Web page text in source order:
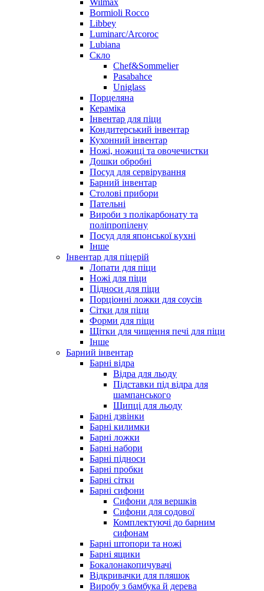
Bormioli Rocco
Libbey
Luminarc/Arcoroc
Lubiana
Скло
Chef&Sommelier
Pasabahce
Uniglass
Порцеляна
Кераміка
Інвентар для піци
Кондитерський інвентар
Кухонний інвентар
Ножі, ножиці та овочечистки
Дошки обробні
Посуд для сервірування
Барний інвентар
Столові прибори
Пательні
Вироби з полікарбонату та
поліпропілену
Посуд для японської кухні
Інше
Інвентар для піцерій
Лопати для піци
Ножі для піци
Підноси для піци
Порціонні ложки для соусів
Сітки для піци
Форми для піци
Щітки для чищення печі для піци
Інше
Барний інвентар
Барні відра
Відра для льоду
Підставки під відра для
шампанського
Щипці для льоду
Барні дзвінки
Барні килимки
Барні ложки
Барні набори
Барні підноси
Барні пробки
Барні сітки
Барні сифони
Сифони для вершків
Сифони для содової
Комплектуючі до барним
сифонам
Барні штопори та ножі
Барні ящики
Бокалонакопичувачі
Відкривачки для пляшок
Виробу з бамбука й дерева